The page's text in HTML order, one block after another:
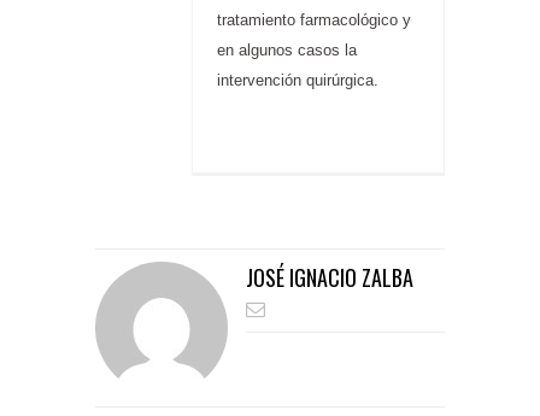
tratamiento farmacológico y
en algunos casos la
intervención quirúrgica.
JOSÉ IGNACIO ZALBA